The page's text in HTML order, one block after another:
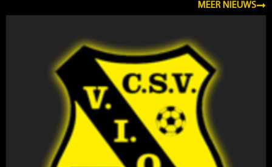
MEER NIEUWS